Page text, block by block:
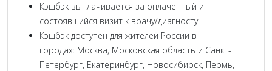
Кэшбэк выплачивается за оплаченный и
состоявшийся визит к врачу/диагносту.
Кэшбэк доступен для жителей России в
городах: Москва, Московская область и Санкт-
Петербург, Екатеринбург, Новосибирск, Пермь,